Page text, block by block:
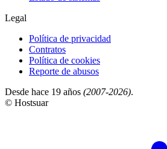
Legal
Política de privacidad
Contratos
Política de cookies
Reporte de abusos
Desde hace 19 años (2007-2026).
© Hostsuar